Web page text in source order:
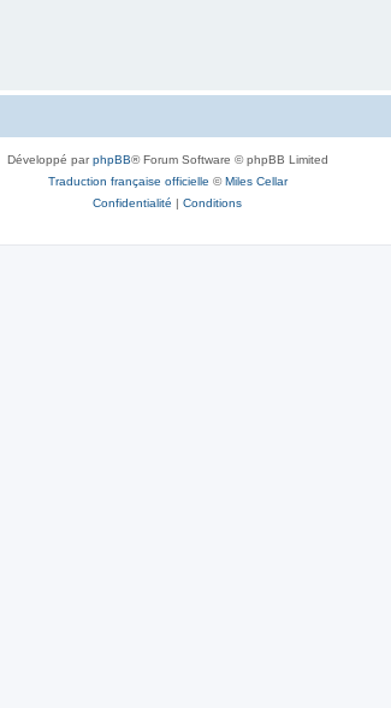
Développé parphpBB® Forum Software © phpBB Limited
Traduction française officielle ©Miles Cellar
Confidentialité | Conditions